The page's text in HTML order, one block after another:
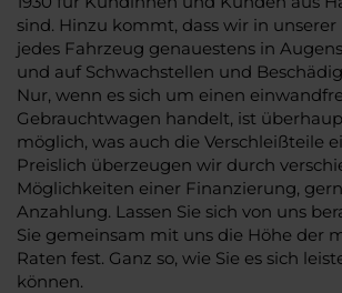
sind. Hinzu kommt, dass wir in
jedes Fahrzeug genauestens in
und auf Schwachstellen und
Nur, wenn es sich um einen
Gebrauchtwagen handelt, ist
möglich, was auch die Verschleißteile
Preislich überzeugen wir durch
Möglichkeiten einer Finanzierung,
Anzahlung. Lassen Sie sich von uns
Sie gemeinsam mit uns die Höhe der
Raten fest. Ganz so, wie Sie es sich
können.